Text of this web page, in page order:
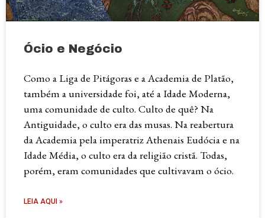
Ócio e Negócio
Como a Liga de Pitágoras e a Academia de Platão,
também a universidade foi, até a Idade Moderna,
uma comunidade de culto. Culto de quê? Na
Antiguidade, o culto era das musas. Na reabertura
da Academia pela imperatriz Athenais Eudócia e na
Idade Média, o culto era da religião cristã. Todas,
porém, eram comunidades que cultivavam o ócio.
LEIA AQUI »